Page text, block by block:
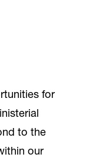
for
to the
our